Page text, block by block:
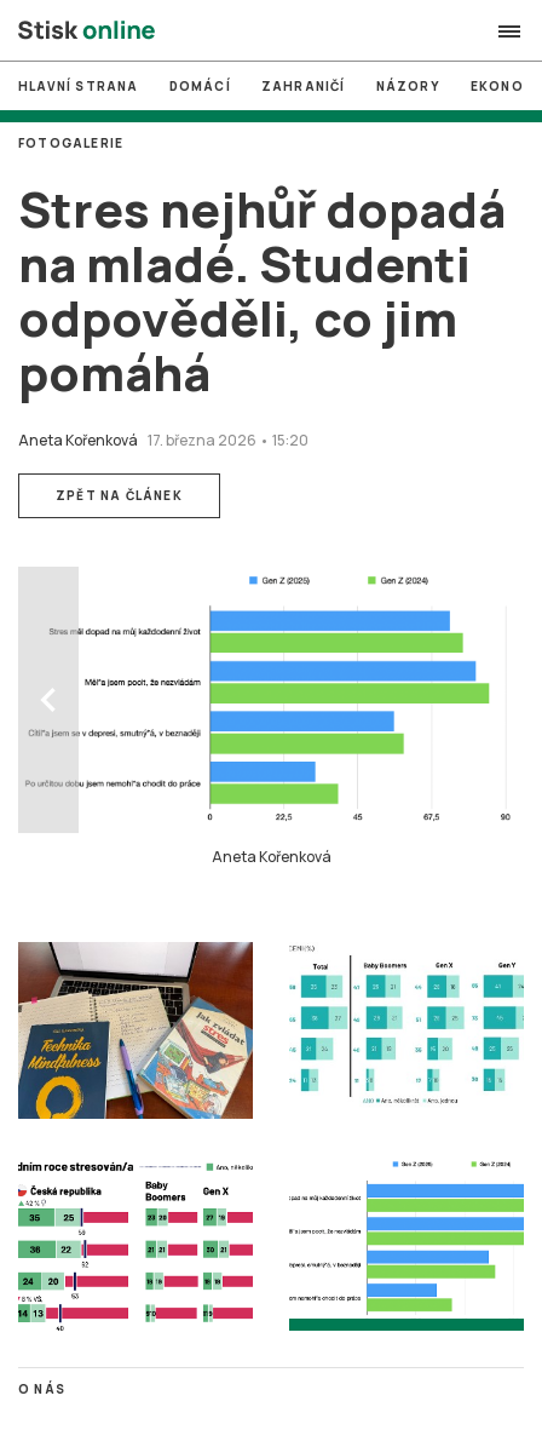
search
# MUNI
# Brno
# volby
login PŘIHLÁSIT SE
Zapomněli jste heslo?
Založit nový účet
HLAVNÍ STRANA DOMÁCÍ ZAHRANIČÍ NÁZORY
Stres nejhůř dopadá
na mladé. Studenti
odpověděli, co jim
pomáhá
Aneta Kořenková 17. března 2026 • 15:20
FOTOGALERIE
ZPĚT NA ČLÁNEK
chevron_left
Aneta Kořenková
O NÁS